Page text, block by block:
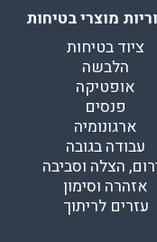
מוצרי בטיחות
ציוד בטיחות
הלבשה
אופטיקה
פנסים
ארגונומיה
עבודה בגובה
הצלה וסביבה
אזהרה וסימון
עזרים לריתוך